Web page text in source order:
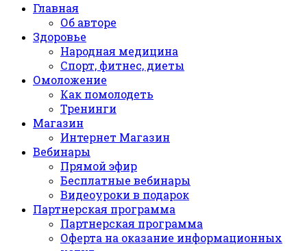
Главная
Об авторе
Здоровье
Народная медицина
Спорт, фитнес, диеты
Омоложение
Как помолодеть
Тренинги
Магазин
Интернет Магазин
Вебинары
Прямой эфир
Бесплатные вебинары
Видеоуроки в подарок
Партнерская программа
Партнерская программа
Оферта на оказание информационных